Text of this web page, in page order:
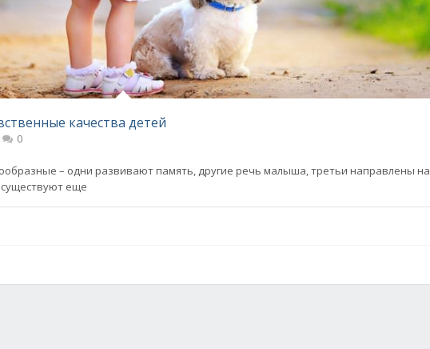
качества детей
0
– одни развивают память, другие речь малыша, третьи направлены на
еще